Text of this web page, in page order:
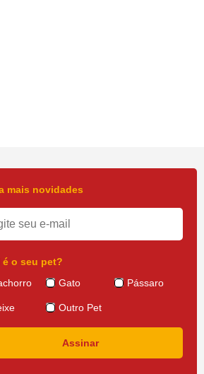
mais novidades
é o seu pet?
Gato Pássaro
Outro Pet